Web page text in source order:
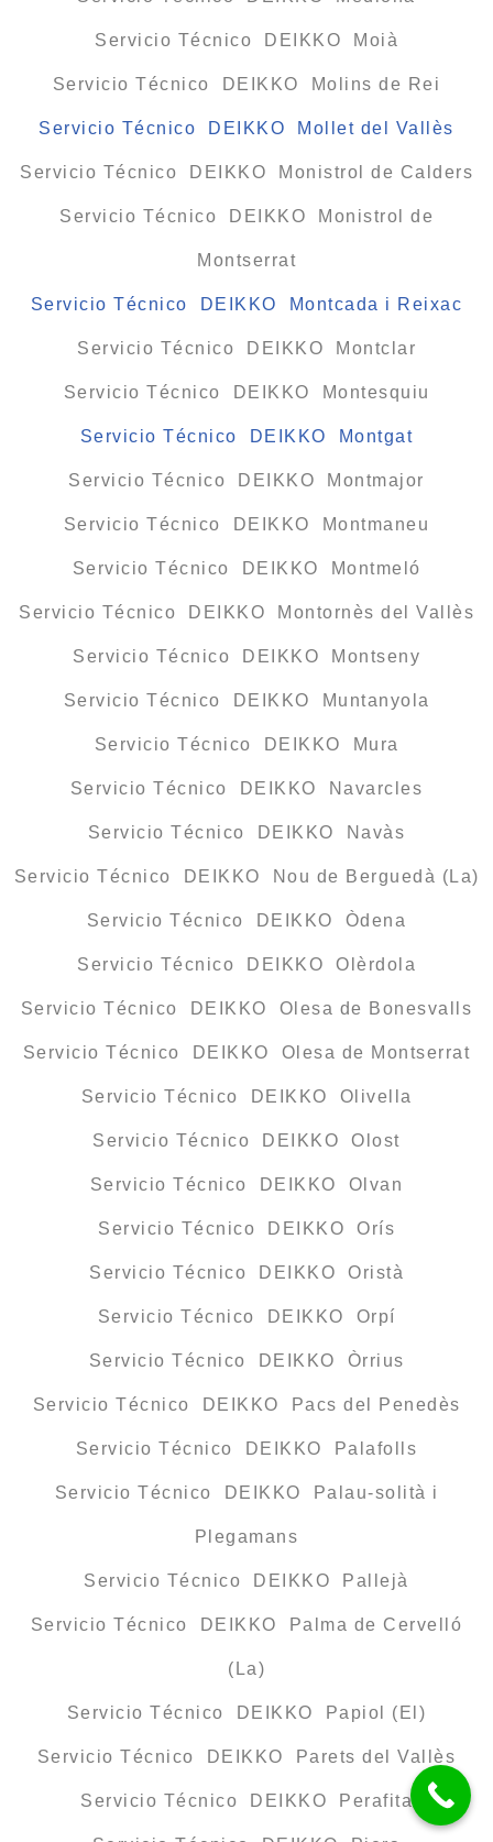
Servicio Técnico DEIKKO Moià
Servicio Técnico DEIKKO Molins de Rei
Servicio Técnico DEIKKO Mollet del Vallès
Servicio Técnico DEIKKO Monistrol de Calders
Servicio Técnico DEIKKO Monistrol de
Montserrat
Servicio Técnico DEIKKO Montcada i Reixac
Servicio Técnico DEIKKO Montclar
Servicio Técnico DEIKKO Montesquiu
Servicio Técnico DEIKKO Montgat
Servicio Técnico DEIKKO Montmajor
Servicio Técnico DEIKKO Montmaneu
Servicio Técnico DEIKKO Montmeló
Servicio Técnico DEIKKO Montornès del Vallès
Servicio Técnico DEIKKO Montseny
Servicio Técnico DEIKKO Muntanyola
Servicio Técnico DEIKKO Mura
Servicio Técnico DEIKKO Navarcles
Servicio Técnico DEIKKO Navàs
Servicio Técnico DEIKKO Nou de Berguedà (La)
Servicio Técnico DEIKKO Òdena
Servicio Técnico DEIKKO Olèrdola
Servicio Técnico DEIKKO Olesa de Bonesvalls
Servicio Técnico DEIKKO Olesa de Montserrat
Servicio Técnico DEIKKO Olivella
Servicio Técnico DEIKKO Olost
Servicio Técnico DEIKKO Olvan
Servicio Técnico DEIKKO Orís
Servicio Técnico DEIKKO Oristà
Servicio Técnico DEIKKO Orpí
Servicio Técnico DEIKKO Òrrius
Servicio Técnico DEIKKO Pacs del Penedès
Servicio Técnico DEIKKO Palafolls
Servicio Técnico DEIKKO Palau-solità i
Plegamans
Servicio Técnico DEIKKO Pallejà
Servicio Técnico DEIKKO Palma de Cervelló
(La)
Servicio Técnico DEIKKO Papiol (El)
Servicio Técnico DEIKKO Parets del Vallès
Servicio Técnico DEIKKO Perafita